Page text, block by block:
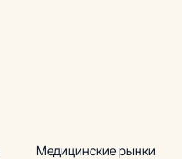
Медицинские рынки